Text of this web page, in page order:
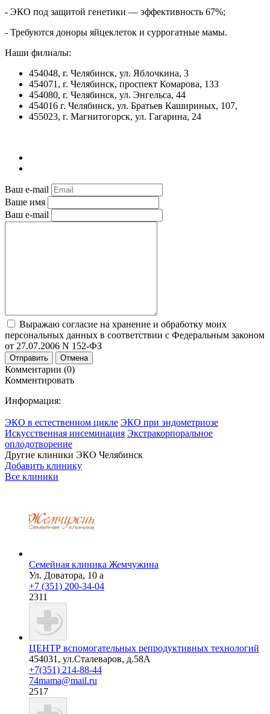
- ЭКО под защитой генетики — эффективность 67%;
- Требуются доноры яйцеклеток и суррогатные мамы.
Наши филиалы:
454048, г. Челябинск, ул. Яблочкина, 3
454071, г. Челябинск, проспект Комарова, 133
454080, г. Челябинск, ул. Энгельса, 44
454016 г. Челябинск, ул. Братьев Кашириных, 107,
455023, г. Магнитогорск, ул. Гагарина, 24
Ваш e-mail
Ваше имя
Ваш e-mail
Выражаю согласие на хранение и обработку моих
персональных данных в соответствии с Федеральным законом
от 27.07.2006 N 152-ФЗ
Отправить Отмена
Комментарии (0)
Комментировать
Информация:
ЭКО в естественном цикле ЭКО при эндометриозе
Искусственная инсеминация Экстракорпоральное
оплодотворение
Другие клиники ЭКО Челябинск
Добавить клинику
Все клиники
Семейная клиника Жемчужина
Ул. Доватора, 10 а
+7 (351) 200-34-04
2311
ЦЕНТР вспомогательных репродуктивных технологий
454031, ул.Сталеваров, д.58А
+7(351) 214-88-44
74mama@mail.ru
2517